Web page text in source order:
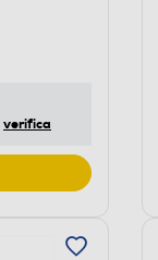
verifica